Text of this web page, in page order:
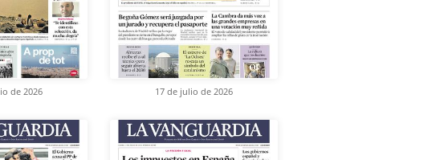
de 2026 17 de julio de 2026